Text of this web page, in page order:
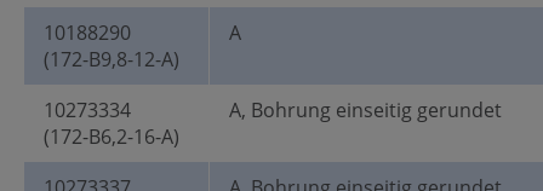
10188290
(172-B9,8-12-A)
A
10273334
(172-B6,2-16-A)
A, Bohrung einseitig gerundet